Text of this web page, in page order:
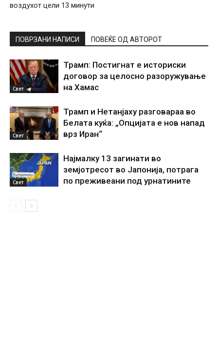
воздухот цели 13 минути
ПОВРЗАНИ НАПИСИ ПОВЕЌЕ ОД АВТОРОТ
Свет
Трамп: Постигнат е историски
договор за целосно разоружување
на Хамас
Свет
Трамп и Нетанјаху разговараа во
Белата куќа: „Опцијата е нов напад
врз Иран“
Свет
Најмалку 13 загинати во
земјотресот во Јапонија, потрага
по преживеани под урнатините